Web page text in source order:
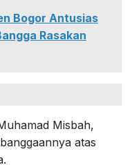
Bogor Antusias
Rasakan
Misbah,
atas